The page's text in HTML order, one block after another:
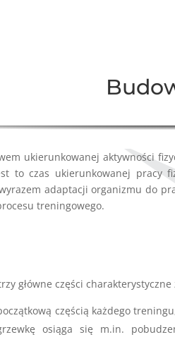
ukierunkowanej aktywności
to czas ukierunkowanej pracy
adaptacji organizmu do
treningowego.
główne części
częścią każdego
osiąga się m.in.